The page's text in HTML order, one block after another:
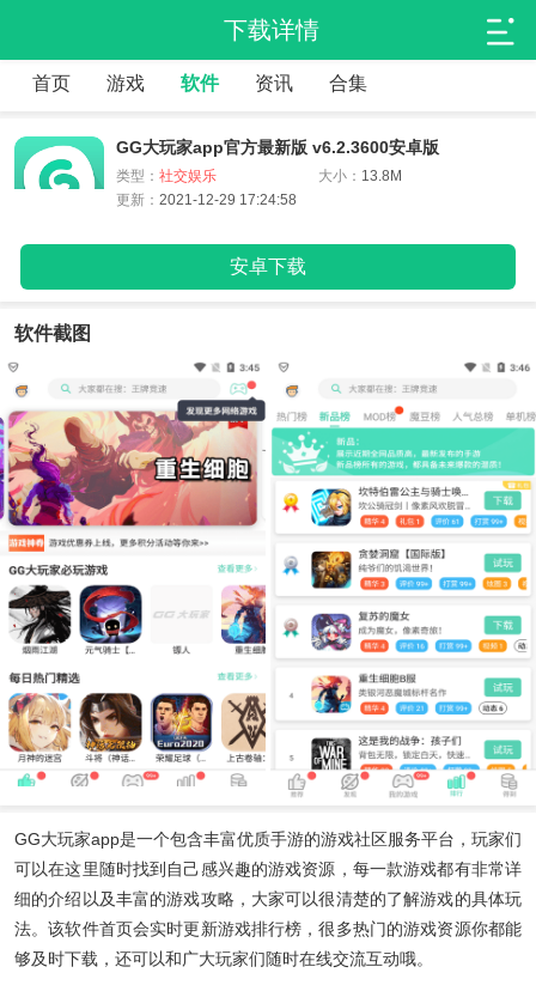
下载详情
首页 游戏 软件 资讯 合集
GG大玩家app官方最新版 v6.2.3600安卓版
类型： 社交娱乐 大小： 13.8M
更新： 2021-12-29 17:24:58
安卓下载
软件截图
GG大玩家app是一个包含丰富优质手游的游戏社区服务平台，玩家们
可以在这里随时找到自己感兴趣的游戏资源，每一款游戏都有非常详
细的介绍以及丰富的游戏攻略，大家可以很清楚的了解游戏的具体玩
法。该软件首页会实时更新游戏排行榜，很多热门的游戏资源你都能
够及时下载，还可以和广大玩家们随时在线交流互动哦。